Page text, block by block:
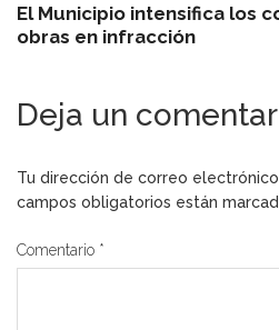
El Municipio intensifica los
obras en infracción
Deja un
Tu dirección de correo
campos obligatorios están
Comentario *